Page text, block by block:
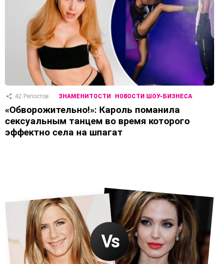
42 Репостов ЗНАМЕНИТОСТИ НОВОСТИ ШОУ-БИЗНЕСА
«Обворожительно!»: Кароль поманила
сексуальным танцем во время которого
эффектно села на шпагат